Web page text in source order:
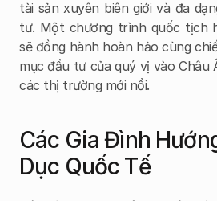
tài sản xuyên biên giới và đa
tư. Một chương trình quốc tịch
sẽ đồng hành hoàn hảo cùng
mục đầu tư của quý vị vào Châu
các thị trường mới nổi.
Các Gia Đình
Dục Quốc Tế